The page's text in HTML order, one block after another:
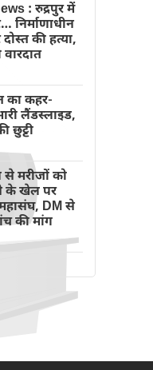
: रुद्रपुर में
निर्माणाधीन
की हत्या,
का कहर-
लैंडस्लाइड,
छुट्टी
मरीजों को
के खेल पर
महासंघ, DM से
की मांग